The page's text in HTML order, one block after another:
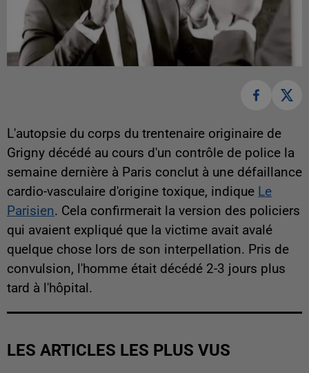
L'autopsie du corps du trentenaire originaire de
Grigny décédé au cours d'un contrôle de police la
semaine dernière à Paris conclut à une défaillance
cardio-vasculaire d'origine toxique, indique Le
Parisien. Cela confirmerait la version des policiers
qui avaient expliqué que la victime avait avalé
quelque chose lors de son interpellation. Pris de
convulsion, l'homme était décédé 2-3 jours plus
tard à l'hôpital.
LES ARTICLES LES PLUS VUS